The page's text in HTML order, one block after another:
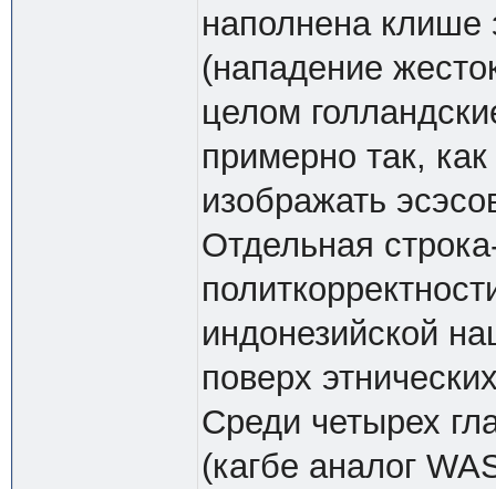
наполнена клише
(нападение
целом
примерно так,
изображать
Отдельная
индонезийской
поверх
Среди четырех
(кагбе аналог